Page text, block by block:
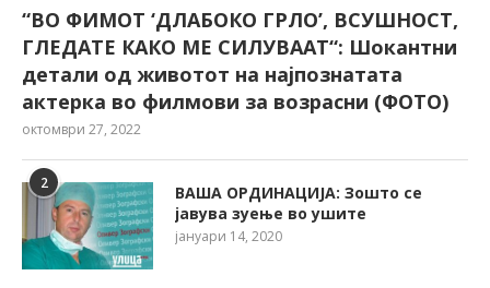
“ВО ФИМОТ ‘ДЛАБОКО ГРЛО’, ВСУШНОСТ,
ГЛЕДАТЕ КАКО МЕ СИЛУВААТ“: Шокантни
детали од животот на најпознатата
актерка во филмови за возрасни (ФОТО)
октомври 27, 2022
2
ВАША ОРДИНАЦИЈА: Зошто се
јавува зуење во ушите
јануари 14, 2020